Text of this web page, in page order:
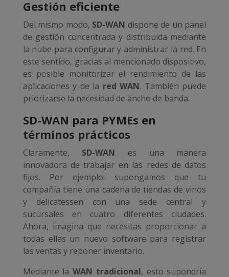
Gestión eficiente
Del mismo modo, SD-WAN dispone de un panel
de gestión concentrada y distribuida mediante
la nube para configurar y administrar la red. En
este sentido, gracias al mencionado dispositivo,
es posible monitorizar el rendimiento de las
aplicaciones y de la red WAN. También puede
priorizarse la necesidad de ancho de banda.
SD-WAN para PYMEs en
términos prácticos
Claramente, SD-WAN es una manera
innovadora de trabajar en las redes de datos
fijos. Por ejemplo: supongamos que tu
compañía tiene una cadena de tiendas de vinos
y delicatessen con una sede central y
sucursales en cuatro diferentes ciudades.
Ahora, imagina que necesitas proporcionar a
todas ellas un nuevo software para registrar
las ventas y reponer inventario.
Mediante laWAN tradicional, esto supondría